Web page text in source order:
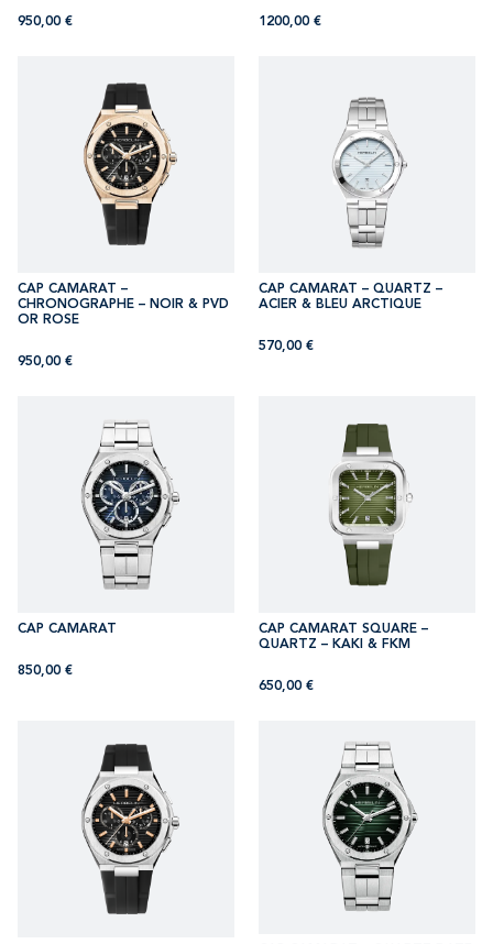
950,00 € 1200,00 €
CAP CAMARAT –
CHRONOGRAPHE – NOIR & PVD
OR ROSE
950,00 €
CAP CAMARAT – QUARTZ –
ACIER & BLEU ARCTIQUE
570,00 €
CAP CAMARAT
850,00 €
CAP CAMARAT SQUARE –
QUARTZ – KAKI & FKM
650,00 €